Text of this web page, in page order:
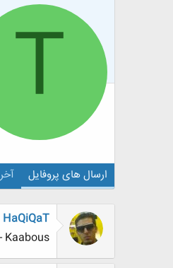
T
ارسال های پروفایل
HaQiQaT
Kaabous